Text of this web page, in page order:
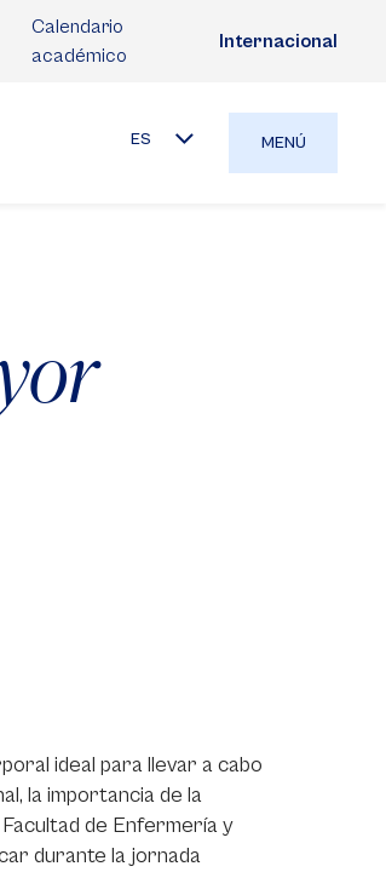
Calendario
académico
Internacional
ES MENÚ
ideal para llevar a cabo
la importancia de la
de Enfermería y
durante la jornada